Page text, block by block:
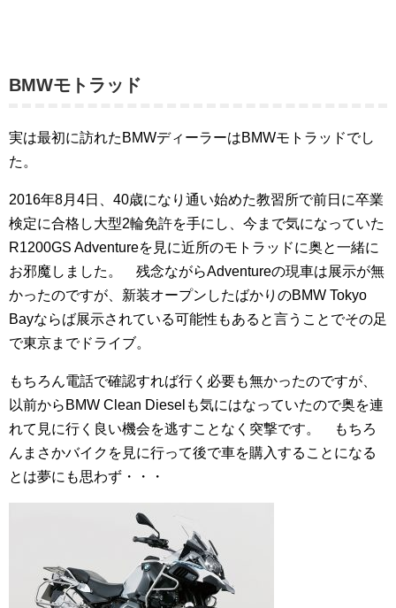
BMWモトラッド
実は最初に訪れたBMWディーラーはBMWモトラッドでし
た。
2016年8月4日、40歳になり通い始めた教習所で前日に卒業
検定に合格し大型2輪免許を手にし、今まで気になっていた
R1200GS Adventureを見に近所のモトラッドに奥と一緒に
お邪魔しました。 残念ながらAdventureの現車は展示が無
かったのですが、新装オープンしたばかりのBMW Tokyo
Bayならば展示されている可能性もあると言うことでその足
で東京までドライブ。
もちろん電話で確認すれば行く必要も無かったのですが、
以前からBMW Clean Dieselも気にはなっていたので奥を連
れて見に行く良い機会を逃すことなく突撃です。 もちろ
んまさかバイクを見に行って後で車を購入することになる
とは夢にも思わず・・・